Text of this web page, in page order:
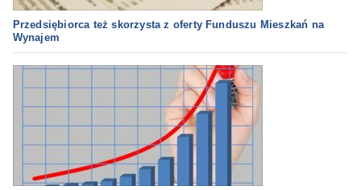
Przedsiębiorca też skorzysta z oferty Funduszu Mieszkań na
Wynajem